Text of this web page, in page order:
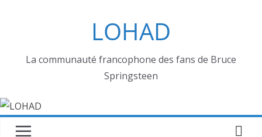
LOHAD
La communauté francophone des fans de Bruce
Springsteen